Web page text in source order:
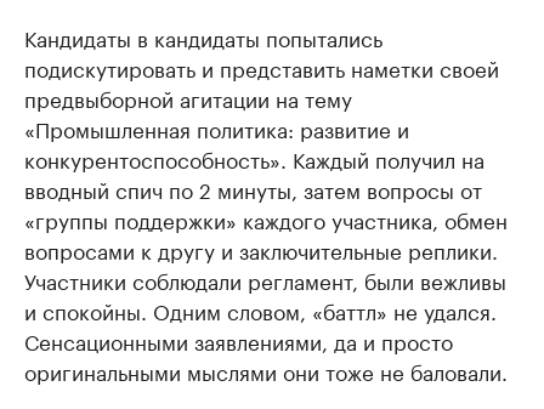
Кандидаты в кандидаты попытались
подискутировать и представить наметки своей
предвыборной агитации на тему
«Промышленная политика: развитие и
конкурентоспособность». Каждый получил на
вводный спич по 2 минуты, затем вопросы от
«группы поддержки» каждого участника, обмен
вопросами к другу и заключительные реплики.
Участники соблюдали регламент, были вежливы
и спокойны. Одним словом, «баттл» не удался.
Сенсационными заявлениями, да и просто
оригинальными мыслями они тоже не баловали.